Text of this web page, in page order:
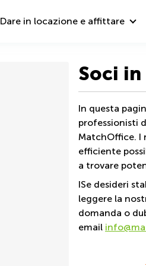
Dare in locazione e affittare
Soci
In questa
professionisti
MatchOffice. I
efficiente
a trovare
ISe desideri
leggere la
domanda o
email